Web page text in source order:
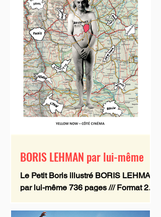
désir partagé et le documentaire
comme territoire commun, des
cinéastes échangent leurs idées, leurs
expériences, leurs points de vue.
Réunis par petits groupes
BORIS LEHMAN par lui-même
Le Petit Boris illustré BORIS LEHMAN
par lui-même 736 pages /// Format 24 x
cartonnée Collection : Côté cinéma